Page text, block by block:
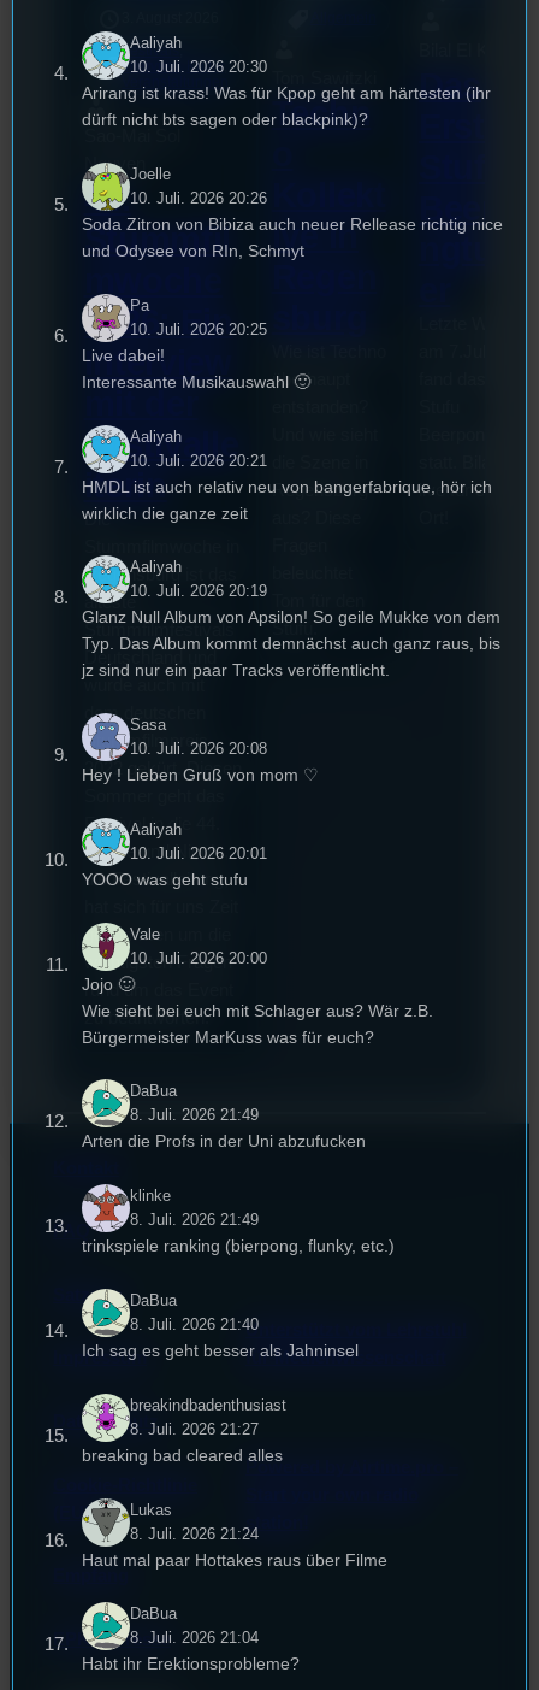
Festivals
Interview
Kultur ,
Nguyen
44.
Stummfil
2026: Ein
Interview
Festivalle
iterin
Die
Regensburg ist das
älteste
Deutschland und
wurde auch mit
dem deutschen
Stummfilmpreis
2022 gekürt. Diesen
Festival in die 44.
Runde und Nicole,
die Festivalleitung,
genommen um die
wichtigsten Fragen
rund um das Event
zu beantworten.
Techn
ive in
überhaupt
Regensburg
Stufu.
Das
Beerpo
live für euch
FAQ
Satzung
Impressum
Datenschutz
(EU)
EPK & Presse
Unterstützt vom Lehrstuhl
für Medienwissenschaft
Powered by Airtime.pro –
Aaliyah
10. Juli. 2026 20:30
Arirang ist krass! Was für Kpop geht am härtesten (ihr
dürft nicht bts sagen oder blackpink)?
Joelle
10. Juli. 2026 20:26
Soda Zitron von Bibiza auch neuer Rellease richtig nice
und Odysee von RIn, Schmyt
Pa
10. Juli. 2026 20:25
Live dabei!
Interessante Musikauswahl 🙂
Aaliyah
10. Juli. 2026 20:21
HMDL ist auch relativ neu von bangerfabrique, hör ich
wirklich die ganze zeit
Aaliyah
10. Juli. 2026 20:19
Glanz Null Album von Apsilon! So geile Mukke von dem
Typ. Das Album kommt demnächst auch ganz raus, bis
jz sind nur ein paar Tracks veröffentlicht.
Sasa
10. Juli. 2026 20:08
Hey ! Lieben Gruß von mom ♡
Aaliyah
10. Juli. 2026 20:01
YOOO was geht stufu
Vale
10. Juli. 2026 20:00
Jojo 🙂
Wie sieht bei euch mit Schlager aus? Wär z.B.
Bürgermeister MarKuss was für euch?
DaBua
8. Juli. 2026 21:49
Arten die Profs in der Uni abzufucken
klinke
8. Juli. 2026 21:49
trinkspiele ranking (bierpong, flunky, etc.)
DaBua
8. Juli. 2026 21:40
Ich sag es geht besser als Jahninsel
breakindbadenthusiast
8. Juli. 2026 21:27
breaking bad cleared alles
Lukas
8. Juli. 2026 21:24
Haut mal paar Hottakes raus über Filme
DaBua
8. Juli. 2026 21:04
Habt ihr Erektionsprobleme?